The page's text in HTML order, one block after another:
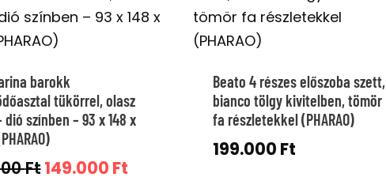
barokk
tükörrel, olasz
dió színben – 93 x 148 x
FtOriginal
149.000 FtCurrent
Beato 4 részes előszoba szett,
bianco tölgy kivitelben, tömör
fa részletekkel (PHARAO)
199.000 Ft